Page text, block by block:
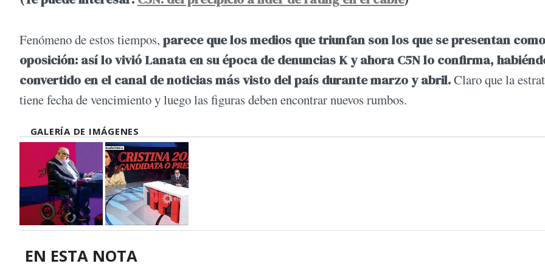
Fenómeno de estos tiempos, parece que los medios que triunfan son los que se presentan como
oposición: así lo vivió Lanata en su época de denuncias K y ahora C5N lo confirma,
convertido en el canal de noticias más visto del país durante marzo y abril.Claro que la
tiene fecha de vencimiento y luego las figuras deben encontrar nuevos rumbos.
GALERÍA DE IMÁGENES
EN ESTA NOTA